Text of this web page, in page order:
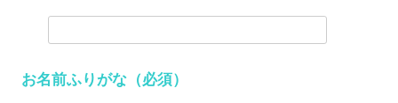
お名前ふりがな（必須）